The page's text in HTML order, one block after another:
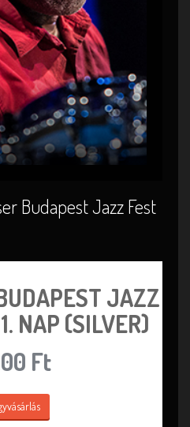
Budapest Jazz Fest
JAZZ
NAP (SILVER)
Ft